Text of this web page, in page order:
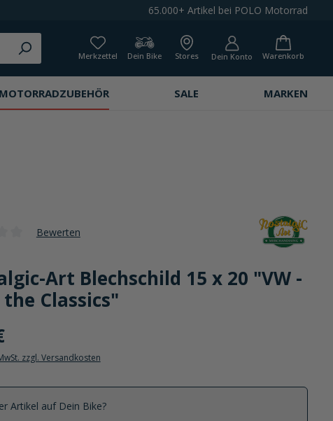
65.000+ Artikel bei POLO Motorrad
Merkzettel Dein Bike Stores Dein Konto Warenkorb
MOTORRADZUBEHÖR SALE MARKEN
Bewerten
Art Blechschild 15 x 20 "VW -
Classics"
zzgl. Versandkosten
Artikel auf Dein Bike?